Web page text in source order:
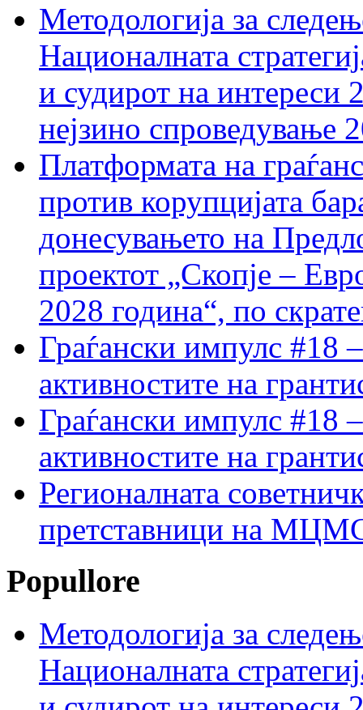
Методологија за
Националната
и судирот на интереси
нејзино спроведување
Платформата на
против корупцијата
донесувањето на
проектот „Скопје –
2028 година“, по
Граѓански импулс #18
активностите на
Граѓански импулс #18
активностите на
Регионалната
претставници на МЦМС
Popullore
Методологија за
Националната